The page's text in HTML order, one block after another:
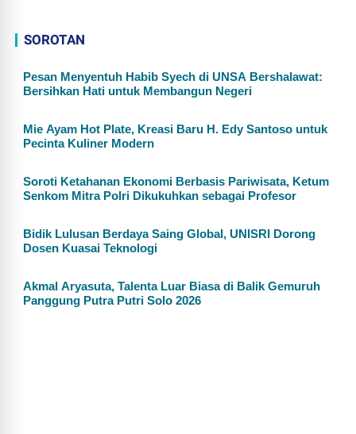
SOROTAN
Pesan Menyentuh Habib Syech di UNSA Bershalawat:
Bersihkan Hati untuk Membangun Negeri
Mie Ayam Hot Plate, Kreasi Baru H. Edy Santoso untuk
Pecinta Kuliner Modern
Soroti Ketahanan Ekonomi Berbasis Pariwisata, Ketum
Senkom Mitra Polri Dikukuhkan sebagai Profesor
Bidik Lulusan Berdaya Saing Global, UNISRI Dorong
Dosen Kuasai Teknologi
Akmal Aryasuta, Talenta Luar Biasa di Balik Gemuruh
Panggung Putra Putri Solo 2026